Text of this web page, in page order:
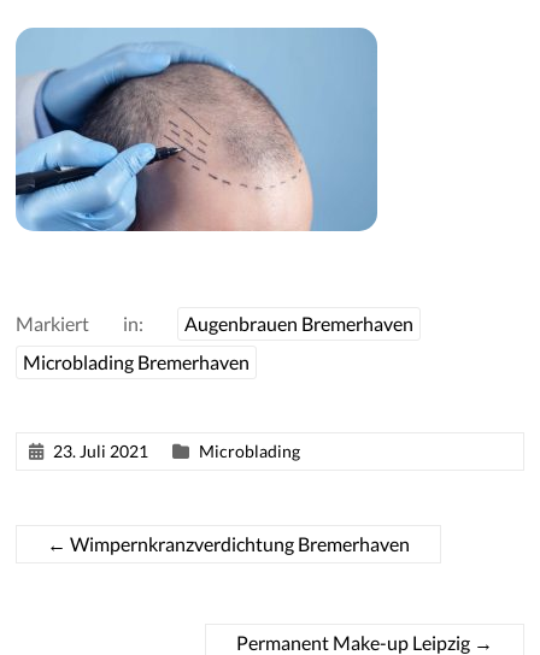
Markiert in:
Augenbrauen Bremerhaven
Microblading Bremerhaven
23. Juli 2021 Microblading
← Wimpernkranzverdichtung Bremerhaven
Permanent Make-up Leipzig →